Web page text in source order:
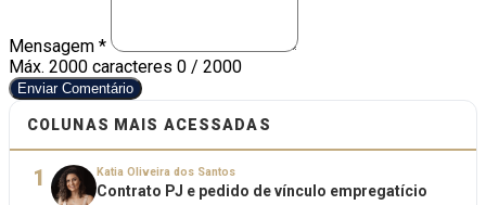
Mensagem *
Máx. 2000 caracteres 0 / 2000
Enviar Comentário
COLUNAS MAIS ACESSADAS
1 Katia Oliveira dos Santos
Contrato PJ e pedido de vínculo empregatício